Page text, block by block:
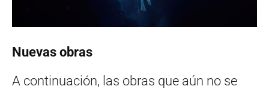
Nuevas obras
A continuación, las obras que aún no se